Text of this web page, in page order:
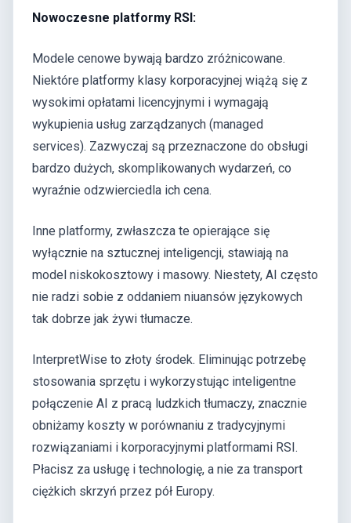
Nowoczesne platformy RSI:
Modele cenowe bywają bardzo zróżnicowane.
Niektóre platformy klasy korporacyjnej wiążą się z
wysokimi opłatami licencyjnymi i wymagają
wykupienia usług zarządzanych (managed
services). Zazwyczaj są przeznaczone do obsługi
bardzo dużych, skomplikowanych wydarzeń, co
wyraźnie odzwierciedla ich cena.
Inne platformy, zwłaszcza te opierające się
wyłącznie na sztucznej inteligencji, stawiają na
model niskokosztowy i masowy. Niestety, AI często
nie radzi sobie z oddaniem niuansów językowych
tak dobrze jak żywi tłumacze.
InterpretWise to złoty środek. Eliminując potrzebę
stosowania sprzętu i wykorzystując inteligentne
połączenie AI z pracą ludzkich tłumaczy, znacznie
obniżamy koszty w porównaniu z tradycyjnymi
rozwiązaniami i korporacyjnymi platformami RSI.
Płacisz za usługę i technologię, a nie za transport
ciężkich skrzyń przez pół Europy.